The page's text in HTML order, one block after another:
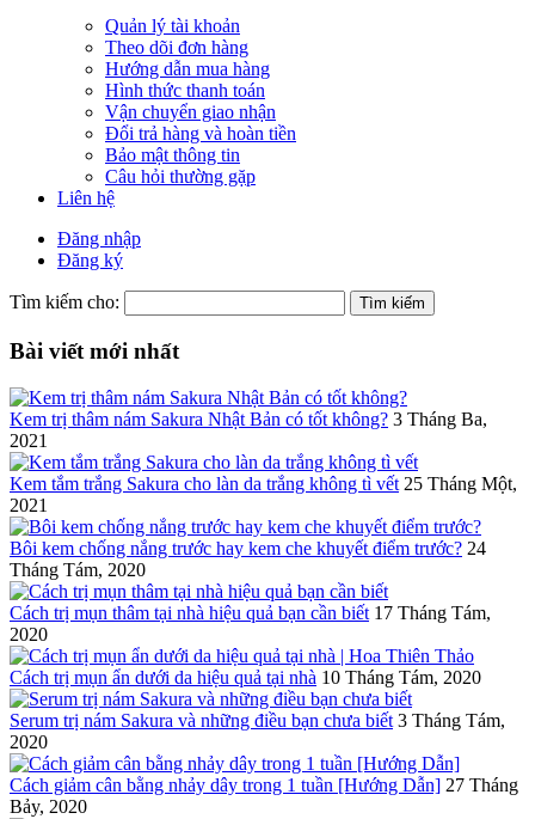
Quản lý tài khoản
Theo dõi đơn hàng
Hướng dẫn mua hàng
Hình thức thanh toán
Vận chuyển giao nhận
Đổi trả hàng và hoàn tiền
Bảo mật thông tin
Câu hỏi thường gặp
Liên hệ
Đăng nhập
Đăng ký
Tìm kiếm cho:
Bài viết mới nhất
Kem trị thâm nám Sakura Nhật Bản có tốt không? 3 Tháng Ba,
2021
Kem tắm trắng Sakura cho làn da trắng không tì vết 25 Tháng Một,
2021
Bôi kem chống nắng trước hay kem che khuyết điểm trước? 24
Tháng Tám, 2020
Cách trị mụn thâm tại nhà hiệu quả bạn cần biết 17 Tháng Tám,
2020
Cách trị mụn ẩn dưới da hiệu quả tại nhà 10 Tháng Tám, 2020
Serum trị nám Sakura và những điều bạn chưa biết 3 Tháng Tám,
2020
Cách giảm cân bằng nhảy dây trong 1 tuần [Hướng Dẫn] 27 Tháng
Bảy, 2020